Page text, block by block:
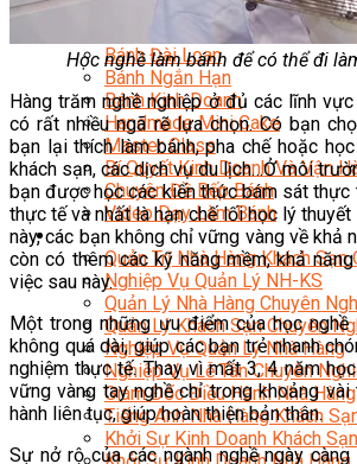
Bánh Mì Nâng Cao
Bánh Đài Loan
Bánh Ngắn Hạn
Bánh Kinh Doanh
Handmade Mini Cake
Master Class
Bí Quyết Kinh Doanh Và Vận
Chuyên Đề Bếp Bánh
Video Dạy Làm Bánh
Quản Trị NHKS
Quản Trị Nhà Hàng Khách Sạn
Nghiệp Vụ Quản Lý NH-KS
Quản Lý Nhà Hàng Chuyên
Quản Lý Khách Sạn Chuyên
Nghiệp Vụ Quản Lý Nhà Hàng
Nghiệp Vụ Lễ Tân Chuyên
Giám Đốc Điều Hành Nhà Hàng
Tiếng Anh Nhà Hàng Khách
Khởi Sự Kinh Doanh Khách Sạn
Học nghề làm bánh để có thể đi
Hàng trăm nghề nghiệp ở đủ các lĩnh
có rất nhiều ngã rẽ lựa chọn. Có bạn
bạn lại thích làm bánh, pha chế hoặc
khách sạn, các dịch vụ du lịch…Ở môi
bạn được học các kiến thức bám sát thực
thực tế và nhất là hạn chế lối học lý
này, các bạn không chỉ vững vàng về khả
còn có thêm các kỹ năng mềm, khả
việc sau này.
Một trong những ưu điểm của học
không quá dài, giúp các bạn trẻ nhanh
nghiệm thực tế. Thay vì mất 3, 4 năm
vững vàng tay nghề chỉ trong khoảng
hành liên tục, giúp hoàn thiện bản thân.
Sự nở rộ của các ngành nghề ngày